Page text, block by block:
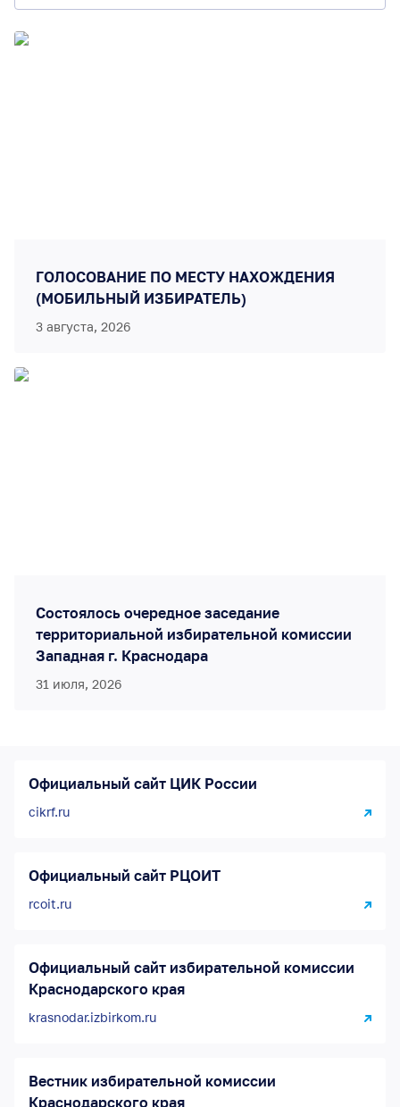
ГОЛОСОВАНИЕ ПО МЕСТУ НАХОЖДЕНИЯ
(МОБИЛЬНЫЙ ИЗБИРАТЕЛЬ)
3 августа, 2026
Состоялось очередное заседание
территориальной избирательной комиссии
Западная г. Краснодара
31 июля, 2026
Официальный сайт ЦИК России
cikrf.ru
Официальный сайт РЦОИТ
rcoit.ru
Официальный сайт избирательной комиссии
Краснодарского края
krasnodar.izbirkom.ru
Вестник избирательной комиссии
Краснодарского края